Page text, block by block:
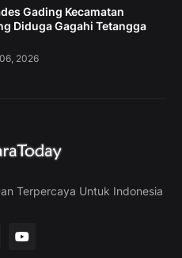
Gading Kecamatan
Diduga Gagahi Tetangga
2026
Terpercaya Untuk Indonesia